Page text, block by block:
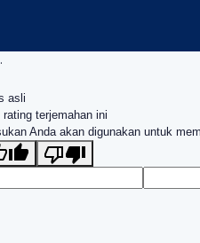
.
asli
rating terjemahan ini
Anda akan digunakan untuk